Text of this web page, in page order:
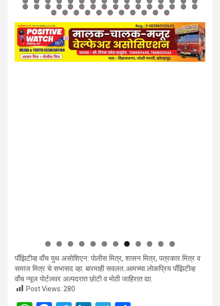
3 4 5 6 7 8 9 0 1 2 3 4 5 6 7 8
9 0 1 2 3 4 5 6 7 8 9 0 1 2 3 4
5 6 7 8 9 0 1 2 3 4 5
0 1
2
पाँझिटीव्ह वाँच युथ असाेशिएन: पाेलीस मित्र, शासन मित्र, पत्रकार मित्र व
समाज मित्र चे सभासद व्हा. बारमाही सवलत..आमच्या लाेकप्रिय पाँझिटीव्ह
वाँच न्यूज पाेर्टलवर अल्पदरात छाेटी व माेठी जाहिरात द्या.
Post Views: 280